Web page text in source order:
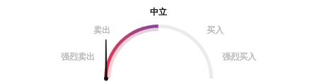
中立
卖出
买入
强烈卖出 强烈买入